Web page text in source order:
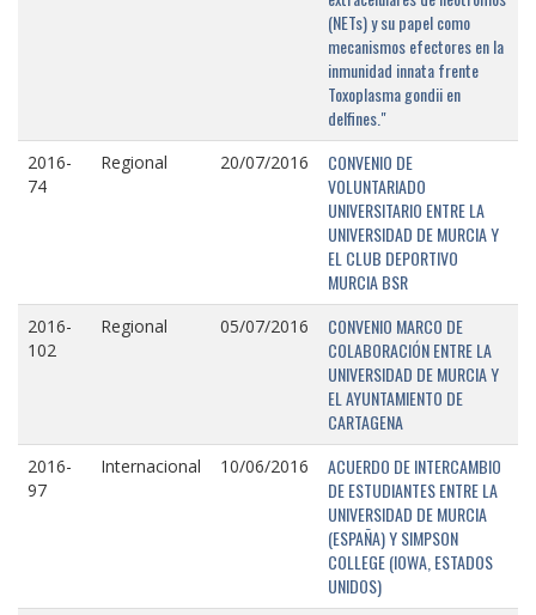
(NETs) y su papel como
mecanismos efectores en la
inmunidad innata frente
Toxoplasma gondii en
delfines."
2016-
74
Regional 20/07/2016
CONVENIO DE
VOLUNTARIADO
UNIVERSITARIO ENTRE LA
UNIVERSIDAD DE MURCIA Y
EL CLUB DEPORTIVO
MURCIA BSR
2016-
102
Regional 05/07/2016
CONVENIO MARCO DE
COLABORACIÓN ENTRE LA
UNIVERSIDAD DE MURCIA Y
EL AYUNTAMIENTO DE
CARTAGENA
2016-
97
Internacional 10/06/2016
ACUERDO DE INTERCAMBIO
DE ESTUDIANTES ENTRE LA
UNIVERSIDAD DE MURCIA
(ESPAÑA) Y SIMPSON
COLLEGE (IOWA, ESTADOS
UNIDOS)